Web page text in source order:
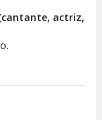
actriz,